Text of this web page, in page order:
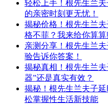
轻松上手！根先生兰
的亲密时刻更无忧！
揭秘价格！根先生兰
格不菲？我来给你算算
亲测分享！根先生兰
验告诉你答案！
揭秘真相！根先生兰
器”还是真实有效？
揭秘！根先生兰夫子
松掌握性生活新技能